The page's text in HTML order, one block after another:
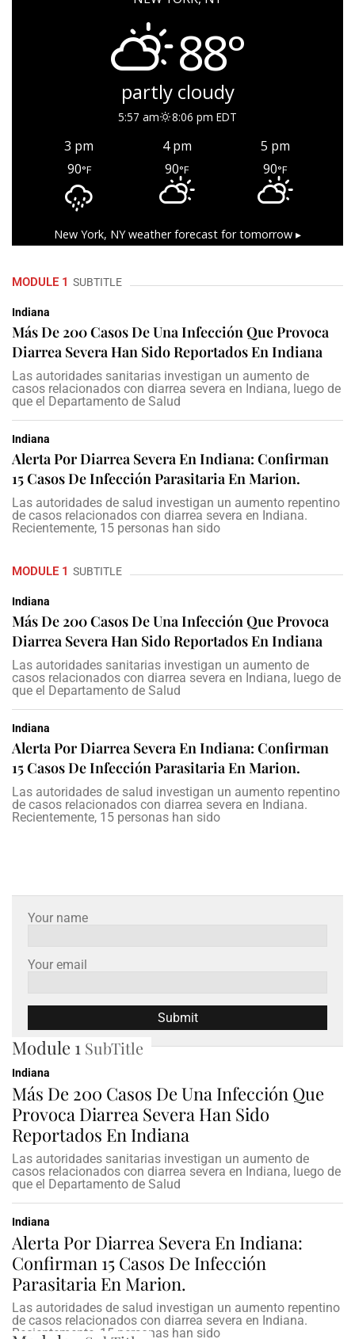
88°
partly cloudy
5:57 am 8:06 pm EDT
3 pm 4 pm
5 pm
90°F 90°F 90°F
New York, NYweather forecast for tomorrow ▸
MODULE 1 SUBTITLE
Indiana
Más De 200 Casos De Una Infección Que Provoca
Diarrea Severa Han Sido Reportados En Indiana
Las autoridades sanitarias investigan un aumento de
casos relacionados con diarrea severa en Indiana, luego de
que el Departamento de Salud
Indiana
Alerta Por Diarrea Severa En Indiana: Confirman
15 Casos De Infección Parasitaria En Marion.
Las autoridades de salud investigan un aumento repentino
de casos relacionados con diarrea severa en Indiana.
Recientemente, 15 personas han sido
MODULE 1 SUBTITLE
Indiana
Más De 200 Casos De Una Infección Que Provoca
Diarrea Severa Han Sido Reportados En Indiana
Las autoridades sanitarias investigan un aumento de
casos relacionados con diarrea severa en Indiana, luego de
que el Departamento de Salud
Indiana
Alerta Por Diarrea Severa En Indiana: Confirman
15 Casos De Infección Parasitaria En Marion.
Las autoridades de salud investigan un aumento repentino
de casos relacionados con diarrea severa en Indiana.
Recientemente, 15 personas han sido
Your name
Your email
Module 1 SubTitle
Indiana
Más De 200 Casos De Una Infección Que
Provoca Diarrea Severa Han Sido
Reportados En Indiana
Las autoridades sanitarias investigan un aumento de
casos relacionados con diarrea severa en Indiana, luego de
que el Departamento de Salud
Indiana
Alerta Por Diarrea Severa En Indiana:
Confirman 15 Casos De Infección
Parasitaria En Marion.
Las autoridades de salud investigan un aumento repentino
de casos relacionados con diarrea severa en Indiana.
Recientemente, 15 personas han sido